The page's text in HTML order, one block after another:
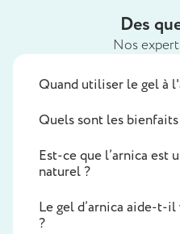
Des
Nos
Quand utiliser le gel à
Quels sont les bienfaits
Est-ce que l’arnica
naturel ?
Le gel d’arnica aide-t-
?